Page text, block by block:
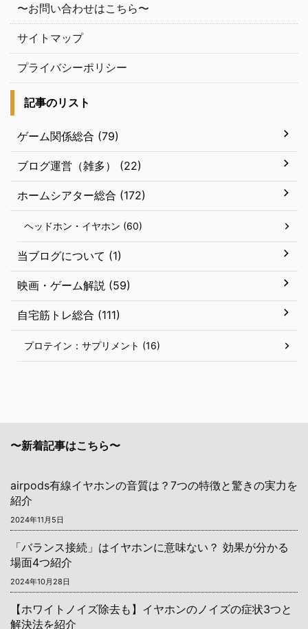
〜お問い合わせはこちら〜
サイトマップ
プライバシーポリシー
記事のリスト
ゲーム関係総合 (79)
ブログ運営（雑多） (22)
ホームシアター総合 (172)
ヘッドホン・イヤホン (60)
当ブログについて (1)
映画・ゲーム解説 (59)
自宅筋トレ総合 (111)
プロテイン：サプリメント (16)
〜新着記事はこちら〜
airpods有線イヤホンの音質は？7つの特徴と驚きの実力を
紹介
2024年11月5日
「バランス接続」はイヤホンに意味ない？ 効果が分かる
場面4つ紹介
2024年10月28日
【ホワイトノイズ除去も】イヤホンのノイズの症状3つと
解決法を紹介